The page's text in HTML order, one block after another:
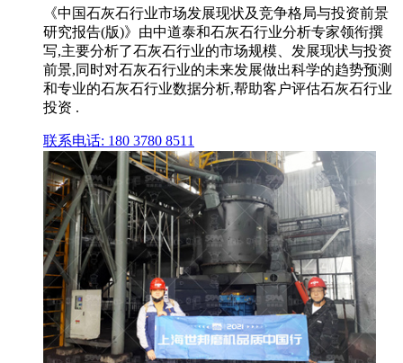
《中国石灰石行业市场发展现状及竞争格局与投资前景
研究报告(版)》由中道泰和石灰石行业分析专家领衔撰
写,主要分析了石灰石行业的市场规模、发展现状与投资
前景,同时对石灰石行业的未来发展做出科学的趋势预测
和专业的石灰石行业数据分析,帮助客户评估石灰石行业
投资 .
联系电话: 180 3780 8511